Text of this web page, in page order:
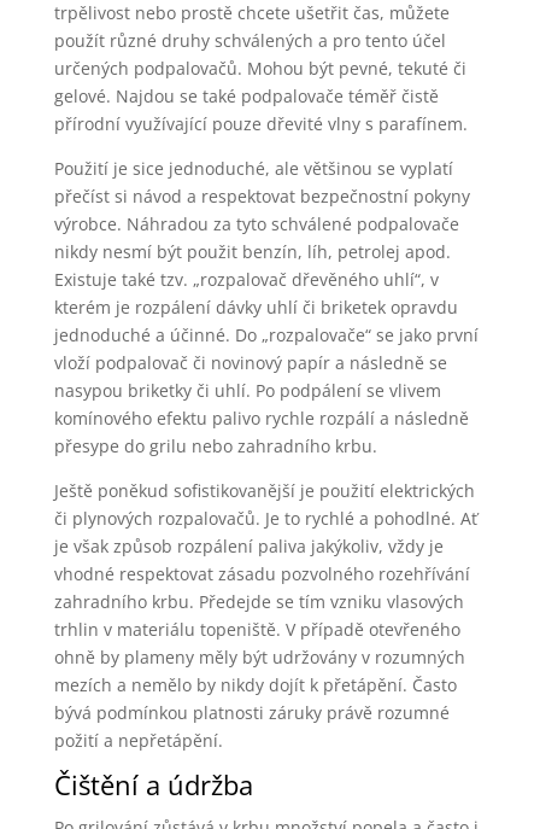
trpělivost nebo prostě chcete ušetřit čas, můžete
použít různé druhy schválených a pro tento účel
určených podpalovačů. Mohou být pevné, tekuté či
gelové. Najdou se také podpalovače téměř čistě
přírodní využívající pouze dřevité vlny s parafínem.
Použití je sice jednoduché, ale většinou se vyplatí
přečíst si návod a respektovat bezpečnostní pokyny
výrobce. Náhradou za tyto schválené podpalovače
nikdy nesmí být použit benzín, líh, petrolej apod.
Existuje také tzv. „rozpalovač dřevěného uhlí“, v
kterém je rozpálení dávky uhlí či briketek opravdu
jednoduché a účinné. Do „rozpalovače“ se jako první
vloží podpalovač či novinový papír a následně se
nasypou briketky či uhlí. Po podpálení se vlivem
komínového efektu palivo rychle rozpálí a následně
přesype do grilu nebo zahradního krbu.
Ještě poněkud sofistikovanější je použití elektrických
či plynových rozpalovačů. Je to rychlé a pohodlné. Ať
je však způsob rozpálení paliva jakýkoliv, vždy je
vhodné respektovat zásadu pozvolného rozehřívání
zahradního krbu. Předejde se tím vzniku vlasových
trhlin v materiálu topeniště. V případě otevřeného
ohně by plameny měly být udržovány v rozumných
mezích a nemělo by nikdy dojít k přetápění. Často
bývá podmínkou platnosti záruky právě rozumné
požití a nepřetápění.
Čištění a údržba